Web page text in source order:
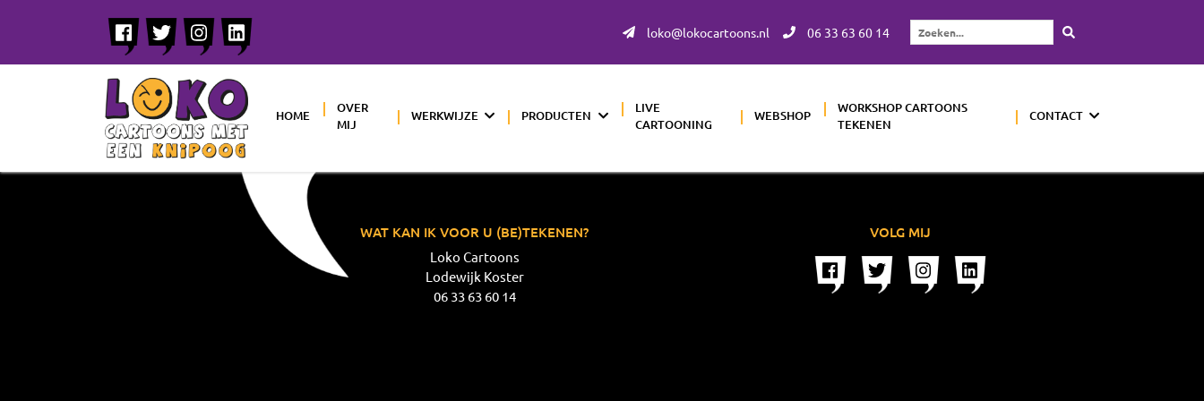
loko@lokocartoons.nl 06 33 63 60 14
Zoeken...
HOME
OVER
MIJ
WERKWIJZE PRODUCTEN
LIVE
CARTOONING
WEBSHOP
WORKSHOP CARTOONS
TEKENEN
CONTACT
WAT KAN IK VOOR U (BE)TEKENEN?
Loko Cartoons
Lodewijk Koster
06 33 63 60 14
VOLG MIJ